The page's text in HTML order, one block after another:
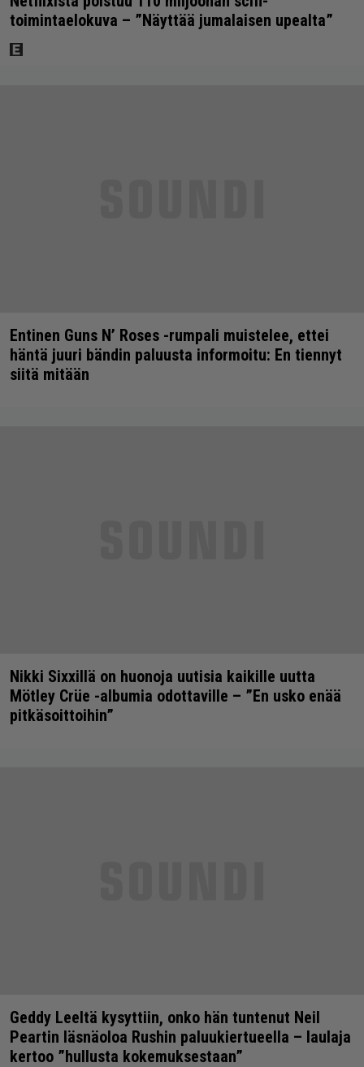
toimintaelokuva – ”Näyttää jumalaisen upealta”
Entinen Guns N’ Roses -rumpali muistelee, ettei
häntä juuri bändin paluusta informoitu: En tiennyt
siitä mitään
Nikki Sixxillä on huonoja uutisia kaikille uutta
Mötley Crüe -albumia odottaville – ”En usko enää
pitkäsoittoihin”
Geddy Leeltä kysyttiin, onko hän tuntenut Neil
Peartin läsnäoloa Rushin paluukiertueella – laulaja
kertoo ”hullusta kokemuksestaan”